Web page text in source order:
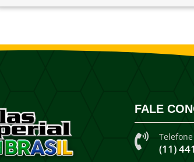
FALE
 Telefone
(11)